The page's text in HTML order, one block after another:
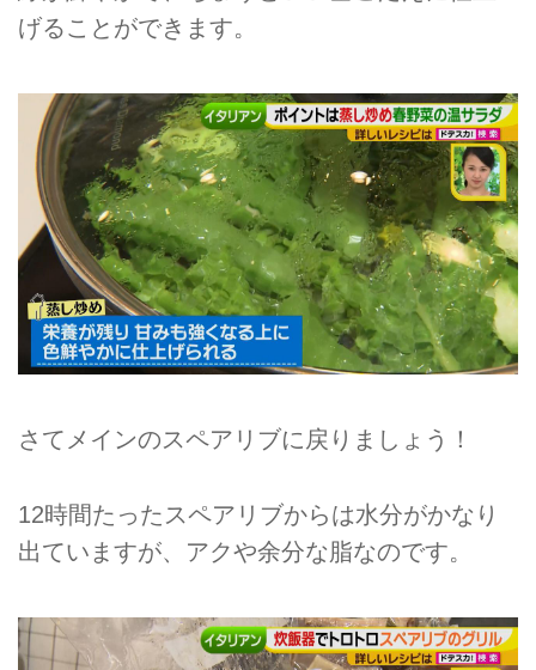
げることができます。
さてメインのスペアリブに戻りましょう！
12時間たったスペアリブからは水分がかなり
出ていますが、アクや余分な脂なのです。